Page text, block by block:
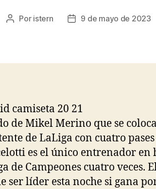
Autor
Por istern
Fecha9 de mayo de 2023
de Mikel Merino que se
de LaLiga con cuatro pases
es el único entrenador en
de Campeones cuatro veces.
ser líder esta noche si gana